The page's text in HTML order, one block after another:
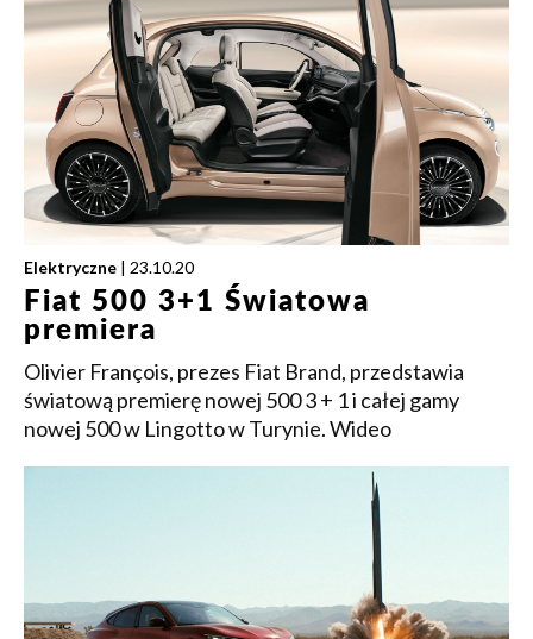
Elektryczne | 23.10.20
Fiat 500 3+1 Światowa
premiera
Olivier François, prezes Fiat Brand, przedstawia
światową premierę nowej 500 3 + 1 i całej gamy
nowej 500 w Lingotto w Turynie. Wideo